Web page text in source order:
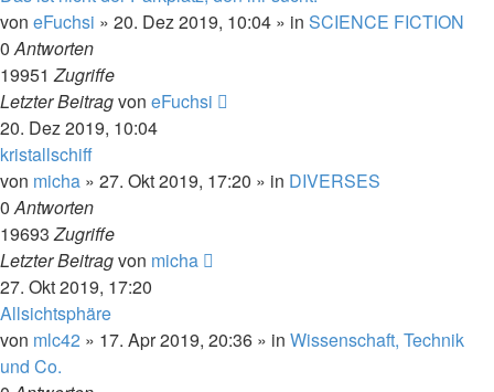
von eFuchsi » 20. Dez 2019, 10:04 » in SCIENCE FICTION
0Antworten
19951Zugriffe
Letzter Beitragvon eFuchsi
20. Dez 2019, 10:04
kristallschiff
von micha » 27. Okt 2019, 17:20 » in DIVERSES
0Antworten
19693Zugriffe
Letzter Beitragvon micha
27. Okt 2019, 17:20
Allsichtsphäre
von mlc42 » 17. Apr 2019, 20:36 » in Wissenschaft, Technik
und Co.